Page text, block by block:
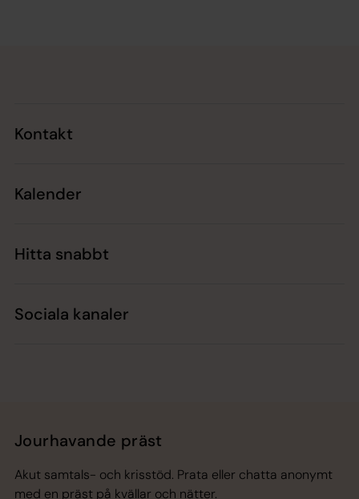
Kontakt
Kalender
Hitta snabbt
Sociala kanaler
Jourhavande präst
Akut samtals- och krisstöd. Prata eller chatta anonymt
med en präst på kvällar och nätter.